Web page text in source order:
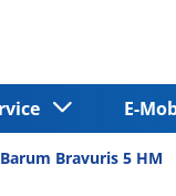
E-
Barum Bravuris 5 HM